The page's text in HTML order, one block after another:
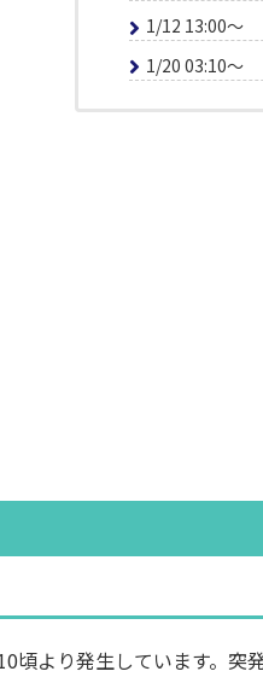
1/12 13:00〜
1/20 03:10～
頃より発生しています。突